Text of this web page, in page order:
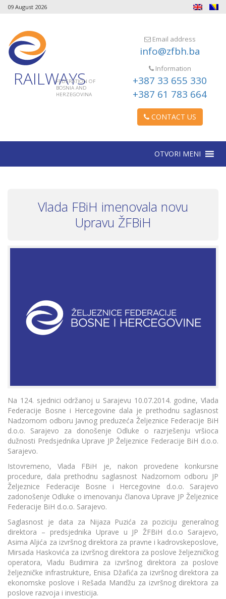
09 August 2026
RAILWAYS
FEDERATION OF
BOSNIA AND
HERZEGOVINA
Email address
info@zfbh.ba
Information
+387 33 655 330
+387 61 783 664
CONTACT US
OTVORI MENI
Vlada FBiH imenovala novu
Upravu ŽFBiH
Na 124. sjednici održanoj u Sarajevu 10.07.2014. godine, Vlada
Federacije Bosne i Hercegovine dala je prethodnu saglasnost
Nadzornom odboru Javnog preduzeća Željeznice Federacije BiH
d.o.o. Sarajevo za donošenje Odluke o razrješenju vršioca
dužnosti Predsjednika Uprave JP Željeznice Federacije BiH d.o.o.
Sarajevo.
Istovremeno, Vlada FBiH je, nakon provedene konkursne
procedure, dala prethodnu saglasnost Nadzornom odboru JP
Željeznice Federacije Bosne i Hercegovine d.o.o. Sarajevo
zadonošenje Odluke o imenovanju članova Uprave JP Željeznice
Federacije BiH d.o.o. Sarajevo.
Saglasnost je data za Nijaza Puzića za poziciju generalnog
direktora – predsjednika Uprave u JP ŽFBiH d.o.o Sarajevo,
Asima Aljića za izvršnog direktora za pravne i kadrovskeposlove,
Mirsada Haskovića za izvršnog direktora za poslove željezničkog
operatora, Vladu Budimira za izvršnog direktora za poslove
željezničke infrastrukture, Enisa Džafića za izvršnog direktora za
ekonomske poslove i Rešada Mandžu za izvršnog direktora za
poslove razvoja i investicija.